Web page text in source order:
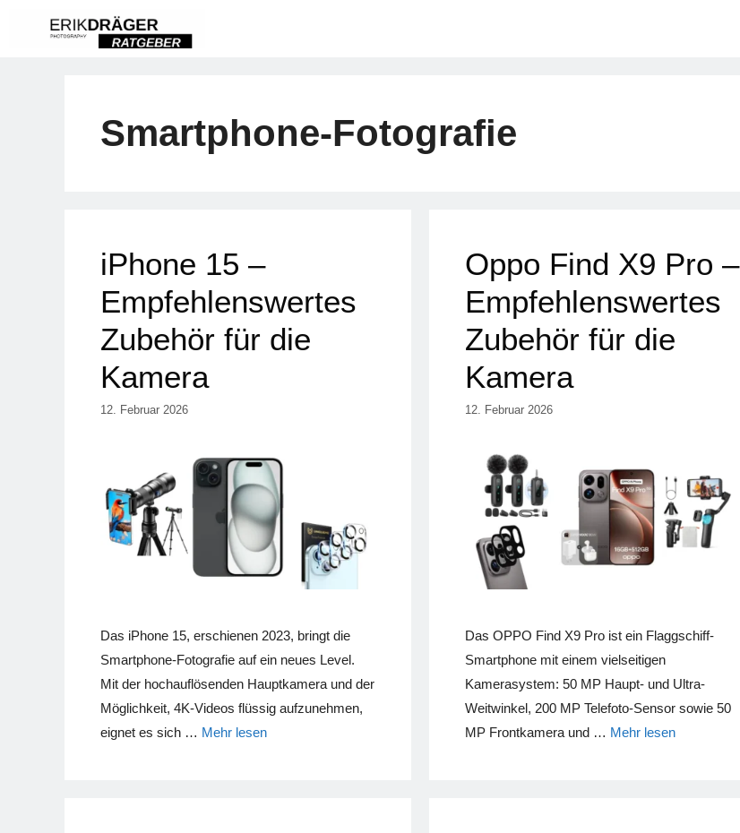
Smartphone-Fotografie
iPhone 15 –
Empfehlenswertes
Zubehör für die
Kamera
12. Februar 2026
Das iPhone 15, erschienen 2023, bringt die
Smartphone-Fotografie auf ein neues Level.
Mit der hochauflösenden Hauptkamera und der
Möglichkeit, 4K-Videos flüssig aufzunehmen,
eignet es sich … Mehr lesen
Oppo Find X9 Pro –
Empfehlenswertes
Zubehör für die
Kamera
12. Februar 2026
Das OPPO Find X9 Pro ist ein Flaggschiff-
Smartphone mit einem vielseitigen
Kamerasystem: 50 MP Haupt- und Ultra-
Weitwinkel, 200 MP Telefoto-Sensor sowie 50
MP Frontkamera und … Mehr lesen